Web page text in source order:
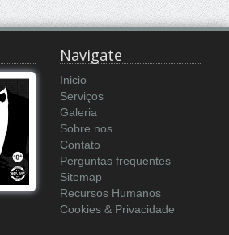
Navigate
Inicio
Serviços
Galeria
Sobre nos
Contato
Perguntas frequentes
Sitemap
Recursos Humanos
Cookies & Privacidade